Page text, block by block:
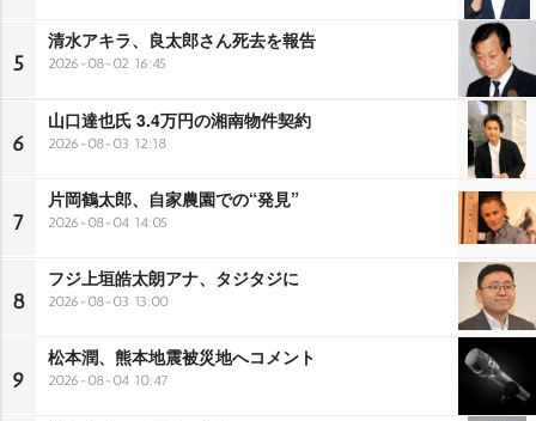
5
清水アキラ、良太郎さん死去を報告
2026-08-02 16:45
6
山口達也氏 3.4万円の湘南物件契約
2026-08-03 12:18
7
片岡鶴太郎、自家農園での“発見”
2026-08-04 14:05
8
フジ上垣皓太朗アナ、タジタジに
2026-08-03 13:00
9
松本潤、熊本地震被災地へコメント
2026-08-04 10:47